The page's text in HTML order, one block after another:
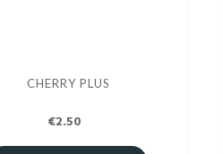
CHERRY PLUS
€2.50